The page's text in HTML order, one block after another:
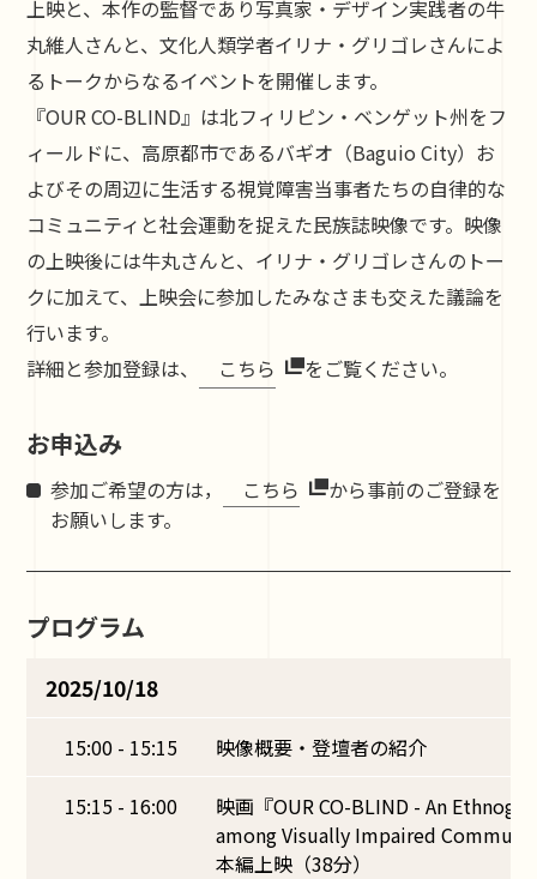
上映と、本作の監督であり写真家・デザイン実践者の牛
丸維人さんと、文化人類学者イリナ・グリゴレさんによ
るトークからなるイベントを開催します。
『OUR CO-BLIND』は北フィリピン・ベンゲット州をフ
ィールドに、高原都市であるバギオ（Baguio City）お
よびその周辺に生活する視覚障害当事者たちの自律的な
コミュニティと社会運動を捉えた民族誌映像です。映像
の上映後には牛丸さんと、イリナ・グリゴレさんのトー
クに加えて、上映会に参加したみなさまも交えた議論を
行います。
詳細と参加登録は、
こちら
お申込み
参加ご希望の方は， こちら
から事前のご登録を
お願いします。
プログラム
2025/10/18
15:00 - 15:15 映像概要・登壇者の紹介
15:15 - 16:00
映画『OUR CO-BLIND - An
among Visually Impaired
本編上映（38分）